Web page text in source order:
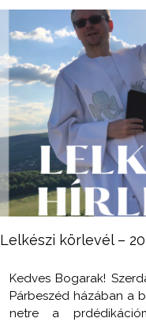
Lelkészi körlevél –
Kedves Bogarak!
Párbeszéd házában a
netre a